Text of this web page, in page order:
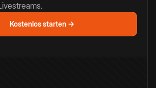
Kostenlos starten →